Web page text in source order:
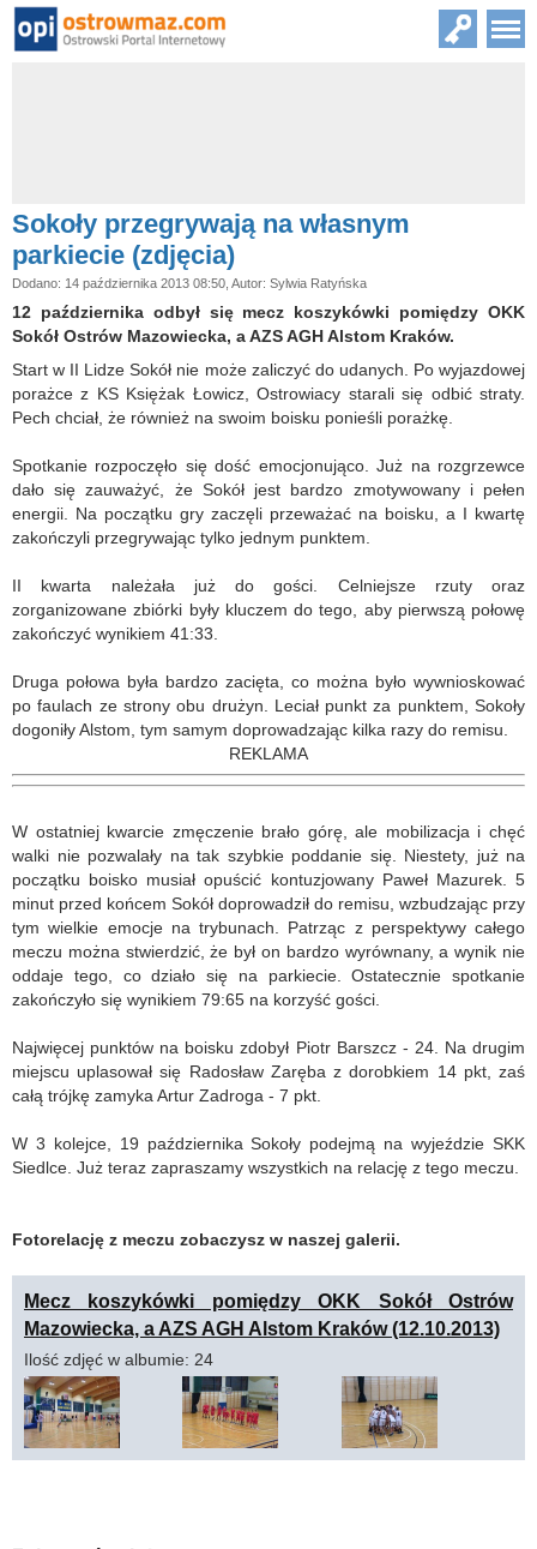
Sokoły przegrywają na własnym
parkiecie (zdjęcia)
Dodano: 14 października 2013 08:50, Autor: Sylwia Ratyńska
12 października odbył się mecz koszykówki pomiędzy OKK
Sokół Ostrów Mazowiecka, a AZS AGH Alstom Kraków.
Start w II Lidze Sokół nie może zaliczyć do udanych. Po wyjazdowej
porażce z KS Księżak Łowicz, Ostrowiacy starali się odbić straty.
Pech chciał, że również na swoim boisku ponieśli porażkę.
Spotkanie rozpoczęło się dość emocjonująco. Już na rozgrzewce
dało się zauważyć, że Sokół jest bardzo zmotywowany i pełen
energii. Na początku gry zaczęli przeważać na boisku, a I kwartę
zakończyli przegrywając tylko jednym punktem.
II kwarta należała już do gości. Celniejsze rzuty oraz
zorganizowane zbiórki były kluczem do tego, aby pierwszą połowę
zakończyć wynikiem 41:33.
Druga połowa była bardzo zacięta, co można było wywnioskować
po faulach ze strony obu drużyn. Leciał punkt za punktem, Sokoły
dogoniły Alstom, tym samym doprowadzając kilka razy do remisu.
REKLAMA
W ostatniej kwarcie zmęczenie brało górę, ale mobilizacja i chęć
walki nie pozwalały na tak szybkie poddanie się. Niestety, już na
początku boisko musiał opuścić kontuzjowany Paweł Mazurek. 5
minut przed końcem Sokół doprowadził do remisu, wzbudzając przy
tym wielkie emocje na trybunach. Patrząc z perspektywy całego
meczu można stwierdzić, że był on bardzo wyrównany, a wynik nie
oddaje tego, co działo się na parkiecie. Ostatecznie spotkanie
zakończyło się wynikiem 79:65 na korzyść gości.
Najwięcej punktów na boisku zdobył Piotr Barszcz - 24. Na drugim
miejscu uplasował się Radosław Zaręba z dorobkiem 14 pkt, zaś
całą trójkę zamyka Artur Zadroga - 7 pkt.
W 3 kolejce, 19 października Sokoły podejmą na wyjeździe SKK
Siedlce. Już teraz zapraszamy wszystkich na relację z tego meczu.
Fotorelację z meczu zobaczysz w naszej galerii.
Mecz koszykówki pomiędzy OKK Sokół Ostrów
Mazowiecka, a AZS AGH Alstom Kraków (12.10.2013)
Ilość zdjęć w albumie: 24